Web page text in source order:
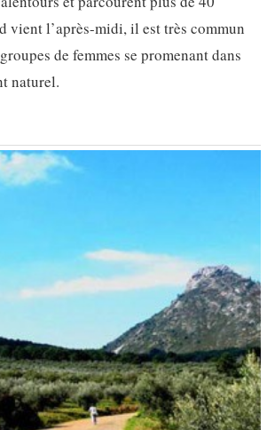
vient l’après-midi, il est très commun
de femmes se promenant dans
naturel.